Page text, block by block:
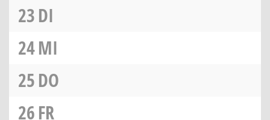
23DI
24MI
25DO
26FR